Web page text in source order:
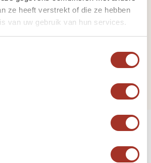
ze heeft verstrekt of die ze hebben
van uw gebruik van hun services.
bij uw zoektocht